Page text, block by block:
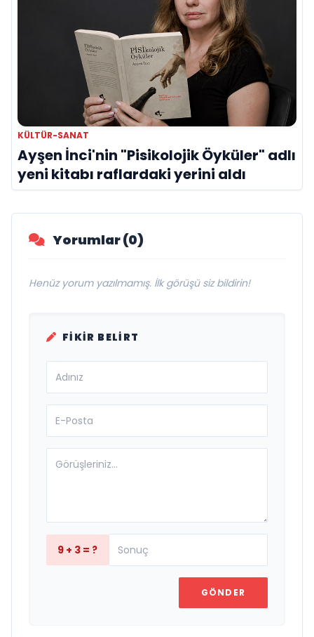
KÜLTÜR-SANAT
Ayşen İnci'nin "Pisikolojik Öyküler" adlı
yeni kitabı raflardaki yerini aldı
Yorumlar (0)
Henüz yorum yazılmamış. İlk görüşü siz bildirin!
FIKIR BELIRT
9 + 3 = ?
GÖNDER